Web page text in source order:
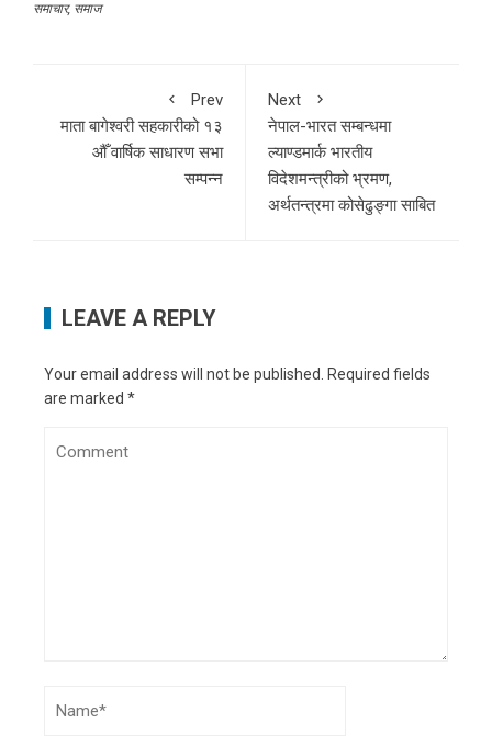
समाचार, समाज
Prev
माता बागेश्वरी सहकारीको १३
औँ वार्षिक साधारण सभा
सम्पन्न
Next
नेपाल-भारत सम्बन्धमा
ल्याण्डमार्क भारतीय
विदेशमन्त्रीको भ्रमण,
अर्थतन्त्रमा कोसेढुङ्गा साबित
LEAVE A REPLY
Your email address will not be published. Required fields
are marked *